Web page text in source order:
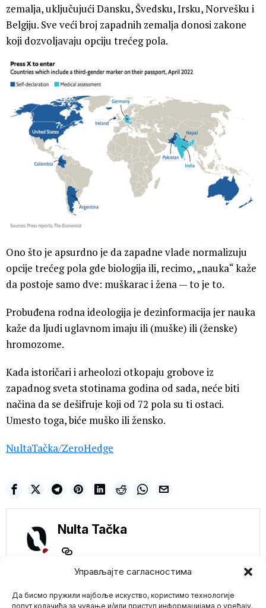
Управљајте сагласностима
Да бисмо пружили најбоље искуство, користимо технологије
попут колачића за чување и/или приступ информацијама о уређају.
zemalja, uključujući Dansku, Švedsku, Irsku, Norvešku i
Belgiju. Sve veći broj zapadnih zemalja donosi zakone
koji dozvoljavaju opciju trećeg pola.
Ono što je apsurdno je da zapadne vlade normalizuju
opcije trećeg pola gde biologija ili, recimo, „nauka“ kaže
da postoje samo dve: muškarac i žena — to je to.
Probuđena rodna ideologija je dezinformacija jer nauka
kaže da ljudi uglavnom imaju ili (muške) ili (ženske)
hromozome.
Kada istoričari i arheolozi otkopaju grobove iz
zapadnog sveta stotinama godina od sada, neće biti
načina da se dešifruje koji od 72 pola su ti ostaci.
Umesto toga, biće muško ili žensko.
NultaTačka/ZeroHedge
Nulta Tačka
NE PROPUSTITE